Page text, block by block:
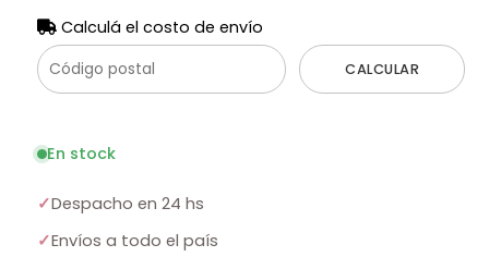
Calculá el costo de envío
CALCULAR
En stock
✓Despacho en 24 hs
✓Envíos a todo el país